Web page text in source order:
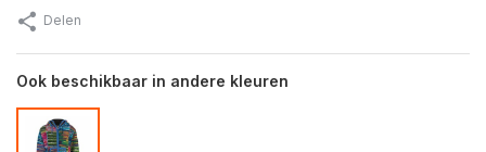
Delen
Ook beschikbaar in andere kleuren